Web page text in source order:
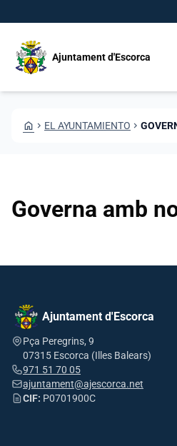
Ajuntament d'Escorca
HOME CHEVRON_RIGHT EL AYUNTAMIENTO CHEVRON_RIGHT
Governa amb
Ajuntament d'Escorca
Pça Peregrins, 9
07315 Escorca (Illes Balears)
971 51 70 05
ajuntament@ajescorca.net
CIF: P0701900C